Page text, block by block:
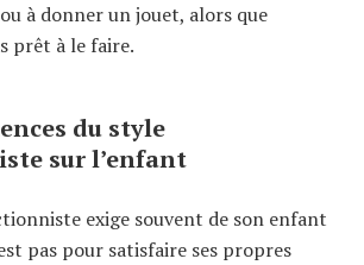
à donner un jouet, alors que
prêt à le faire.
du style
sur l’enfant
exige souvent de son enfant
pas pour satisfaire ses propres